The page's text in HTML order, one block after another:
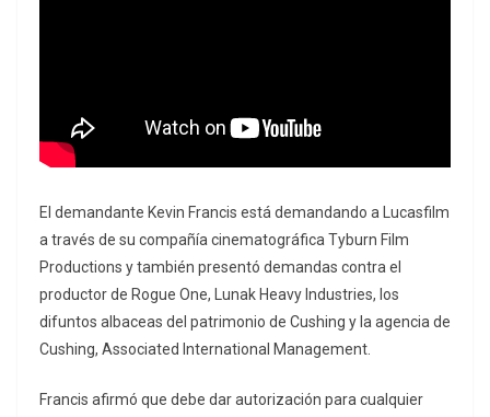
El demandante Kevin Francis está demandando a Lucasfilm
a través de su compañía cinematográfica Tyburn Film
Productions y también presentó demandas contra el
productor de Rogue One, Lunak Heavy Industries, los
difuntos albaceas del patrimonio de Cushing y la agencia de
Cushing, Associated International Management.
Francis afirmó que debe dar autorización para cualquier